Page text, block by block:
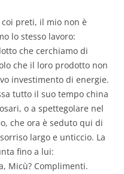
preti, il mio non è
lo stesso lavoro:
che cerchiamo di
che il loro prodotto non
investimento di energie.
tutto il suo tempo china
o a spettegolare nel
che ora è seduto qui di
largo e unticcio. La
fino a lui:
Micù? Complimenti.